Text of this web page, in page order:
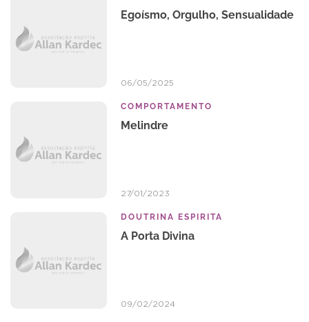
Egoísmo, Orgulho, Sensualidade
06/05/2025
COMPORTAMENTO
Melindre
27/01/2023
DOUTRINA ESPIRITA
A Porta Divina
09/02/2024